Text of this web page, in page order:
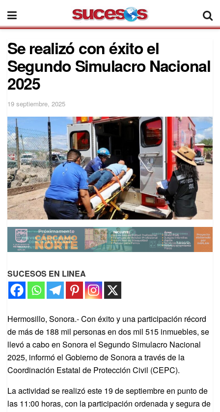
Se realizó con éxito el
Segundo Simulacro Nacional
2025
19 septiembre, 2025
SUCESOS EN LINEA
Hermosillo, Sonora.- Con éxito y una participación récord
de más de 188 mil personas en dos mil 515 inmuebles, se
llevó a cabo en Sonora el Segundo Simulacro Nacional
2025, informó el Gobierno de Sonora a través de la
Coordinación Estatal de Protección Civil (CEPC).
La actividad se realizó este 19 de septiembre en punto de
las 11:00 horas, con la participación ordenada y segura de